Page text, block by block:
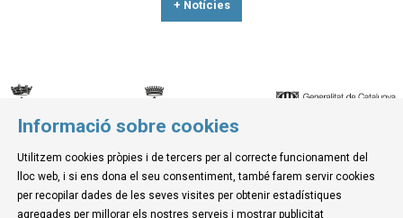
+ Notícies
© Museu de la Mediterrània
C. d'Ullà, 27-31 | 17257 Torroella de Montgrí
Tel. 972 755 180 a/e: info@museudelamediterrania.cat
Informació sobre cookies
Utilitzem cookies pròpies i de tercers per al correcte funcionament del
lloc web, i si ens dona el seu consentiment, també farem servir cookies
per recopilar dades de les seves visites per obtenir estadístiques
agregades per millorar els nostres serveis i mostrar publicitat